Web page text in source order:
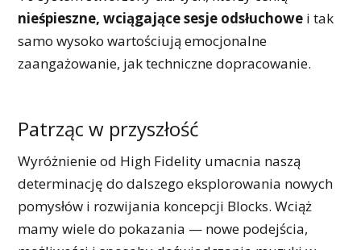
nieśpieszne, wciągające sesje odsłuchowe i tak
samo wysoko wartościują emocjonalne
zaangażowanie, jak techniczne dopracowanie.
Patrząc w przyszłość
Wyróżnienie od High Fidelity umacnia naszą
determinację do dalszego eksplorowania nowych
pomysłów i rozwijania koncepcji Blocks. Wciąż
mamy wiele do pokazania — nowe podejścia,